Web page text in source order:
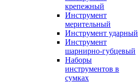
крепежный
Инструмент
мерительный
Инструмент ударный
Инструмент
шарнирно-губцевый
Наборы
инструментов в
сумках